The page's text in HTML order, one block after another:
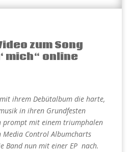
zum Song
mich“ online
ihrem Debütalbum die harte,
in ihren Grundfesten
prompt mit einem triumphalen
Media Control Albumcharts
Band nun mit einer EP nach.